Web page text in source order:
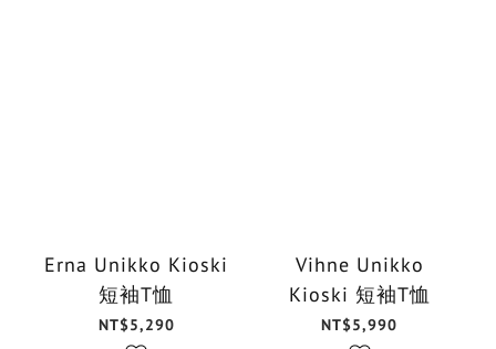
Erna Unikko Kioski
短袖T恤
NT$5,290
Vihne Unikko
Kioski 短袖T恤
NT$5,990